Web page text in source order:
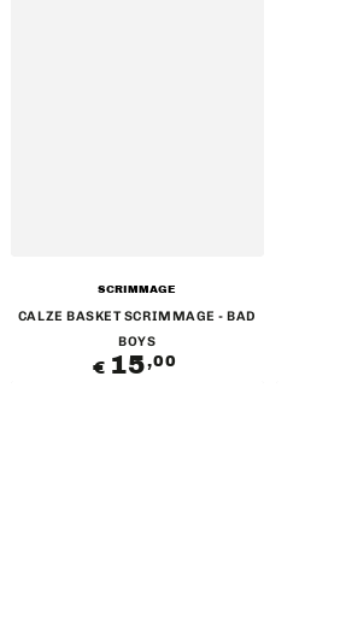
Venditore:
SCRIMMAGE
CALZE BASKET SCRIMMAGE - BAD
BOYS
Prezzo
regolare
€ 15,00